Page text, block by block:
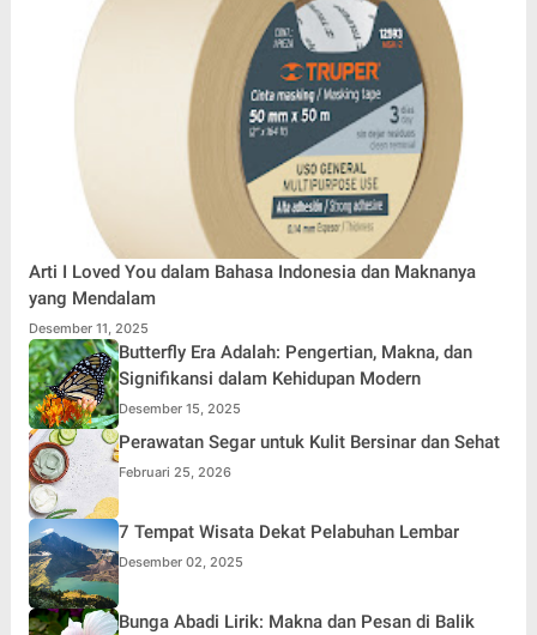
Arti I Loved You dalam Bahasa Indonesia dan Maknanya
yang Mendalam
Desember 11, 2025
Butterfly Era Adalah: Pengertian, Makna, dan
Signifikansi dalam Kehidupan Modern
Desember 15, 2025
Perawatan Segar untuk Kulit Bersinar dan Sehat
Februari 25, 2026
7 Tempat Wisata Dekat Pelabuhan Lembar
Desember 02, 2025
Bunga Abadi Lirik: Makna dan Pesan di Balik